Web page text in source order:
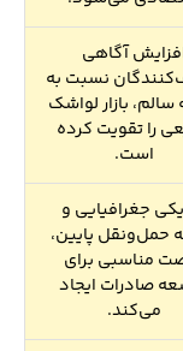
آگاهی
نسبت به
سالم، بازار لواشک
را تقویت کرده
است.
جغرافیایی و
حمل‌ونقل پایین،
مناسبی برای
صادرات ایجاد
می‌کند.